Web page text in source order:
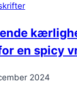
som
en spicy
2024